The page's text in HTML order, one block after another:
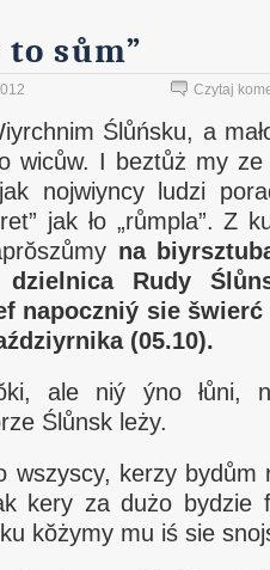
sům”
Czytaj
Ślůńsku, a
wicůw. I beztůż my
nojwiyncy ludzi
jak ło „růmpla”. Z
na
Rudy
napoczniý sie
(05.10).
ale niý ýno łůni,
Ślůnsk leży.
wszyscy, kerzy bydům
kery za dużo bydzie
kŏżymy mu iś sie